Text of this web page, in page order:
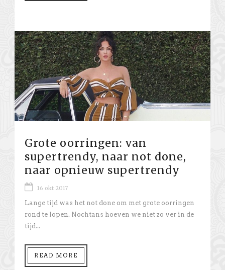
Grote oorringen: van
supertrendy, naar not done,
naar opnieuw supertrendy
16 okt 2017
Lange tijd was het not done om met grote oorringen
rond te lopen. Nochtans hoeven we niet zo ver in de
tijd...
READ MORE